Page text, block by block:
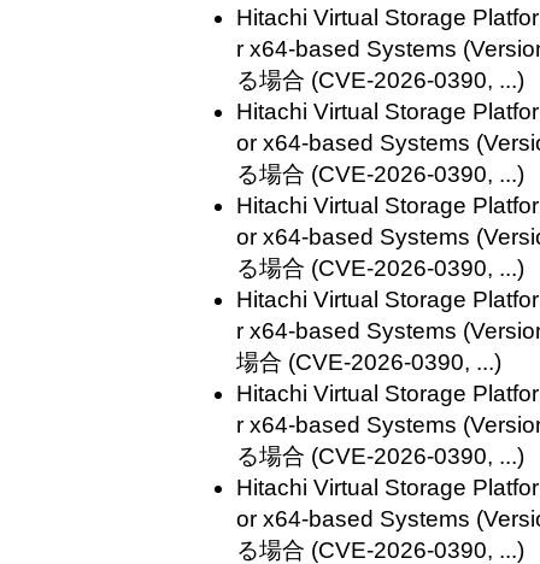
Hitachi Virtual Storage
r x64-based Systems
る場合 (CVE-2026-0390, ...)
Hitachi Virtual Storage
or x64-based Systems
る場合 (CVE-2026-0390, ...)
Hitachi Virtual Storage
or x64-based Systems
る場合 (CVE-2026-0390, ...)
Hitachi Virtual Storage
r x64-based Systems
場合 (CVE-2026-0390, ...)
Hitachi Virtual Storage
r x64-based Systems
る場合 (CVE-2026-0390, ...)
Hitachi Virtual Storage
or x64-based Systems
る場合 (CVE-2026-0390, ...)